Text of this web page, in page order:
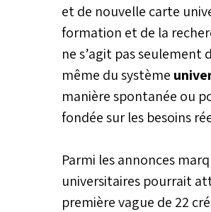
et de nouvelle carte
formation et de la
ne s’agit pas seulement
même du système
manière spontanée ou
fondée sur les besoins
Parmi les annonces
universitaires pourrait
première vague de 22